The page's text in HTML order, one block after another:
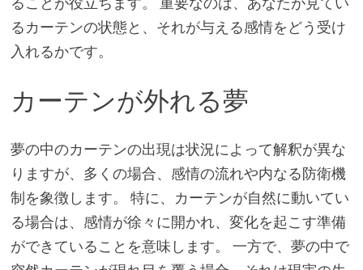
るカーテンの状態と、それが与える感情をどう受け
入れるかです。
カーテンが外れる夢
夢の中のカーテンの出現は状況によって解釈が異な
りますが、多くの場合、感情の流れや内なる防衛機
制を象徴します。 特に、カーテンが自然に動いてい
る場合は、感情が徐々に開かれ、変化を起こす準備
ができていることを意味します。 一方で、夢の中で